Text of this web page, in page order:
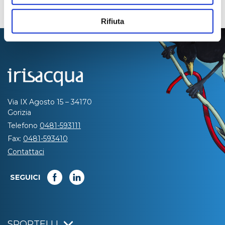
Rifiuta
Via IX Agosto 15 – 34170
Gorizia
Telefono 0481-593111
Fax: 0481-593410
Contattaci
SEGUICI